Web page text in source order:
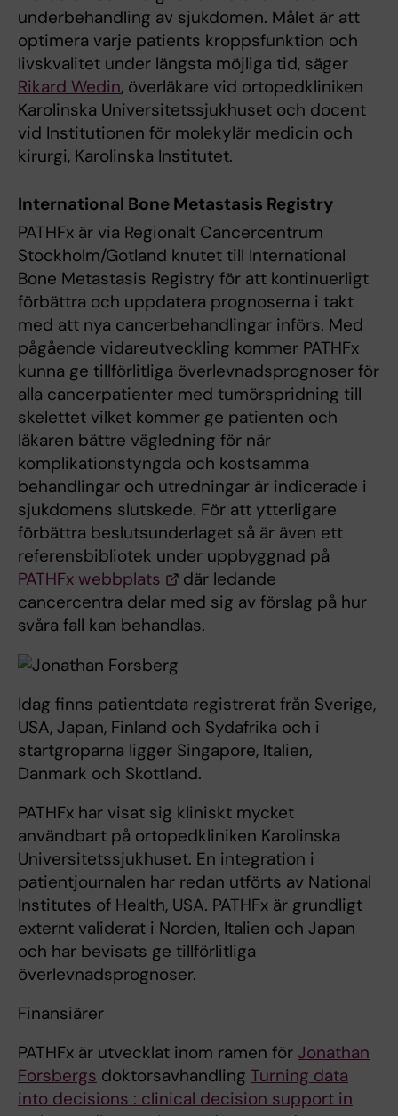
underbehandling av sjukdomen. Målet är att
optimera varje patients kroppsfunktion och
livskvalitet under längsta möjliga tid, säger
Rikard Wedin, överläkare vid ortopedkliniken
Karolinska Universitetssjukhuset och docent
vid Institutionen för molekylär medicin och
kirurgi, Karolinska Institutet.
International Bone Metastasis Registry
PATHFx är via Regionalt Cancercentrum
Stockholm/Gotland knutet till International
Bone Metastasis Registry för att kontinuerligt
förbättra och uppdatera prognoserna i takt
med att nya cancerbehandlingar införs. Med
pågående vidareutveckling kommer PATHFx
kunna ge tillförlitliga överlevnadsprognoser för
alla cancerpatienter med tumörspridning till
skelettet vilket kommer ge patienten och
läkaren bättre vägledning för när
komplikationstyngda och kostsamma
behandlingar och utredningar är indicerade i
sjukdomens slutskede. För att ytterligare
förbättra beslutsunderlaget så är även ett
referensbibliotek under uppbyggnad på
PATHFx webbplats
där ledande
cancercentra delar med sig av förslag på hur
svåra fall kan behandlas.
Idag finns patientdata registrerat från Sverige,
USA, Japan, Finland och Sydafrika och i
startgroparna ligger Singapore, Italien,
Danmark och Skottland.
PATHFx har visat sig kliniskt mycket
användbart på ortopedkliniken Karolinska
Universitetssjukhuset. En integration i
patientjournalen har redan utförts av National
Institutes of Health, USA. PATHFx är grundligt
externt validerat i Norden, Italien och Japan
och har bevisats ge tillförlitliga
överlevnadsprognoser.
Finansiärer
PATHFx är utvecklat inom ramen för Jonathan
Forsbergs doktorsavhandling Turning data
into decisions : clinical decision support in